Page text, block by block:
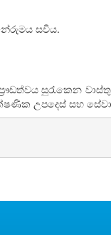
සවිය.
සුරැකෙන
උපදෙස් සහ